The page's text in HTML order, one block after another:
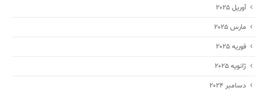
آوریل 2025
مارس 2025
فوریه 2025
ژانویه 2025
دسامبر 2024